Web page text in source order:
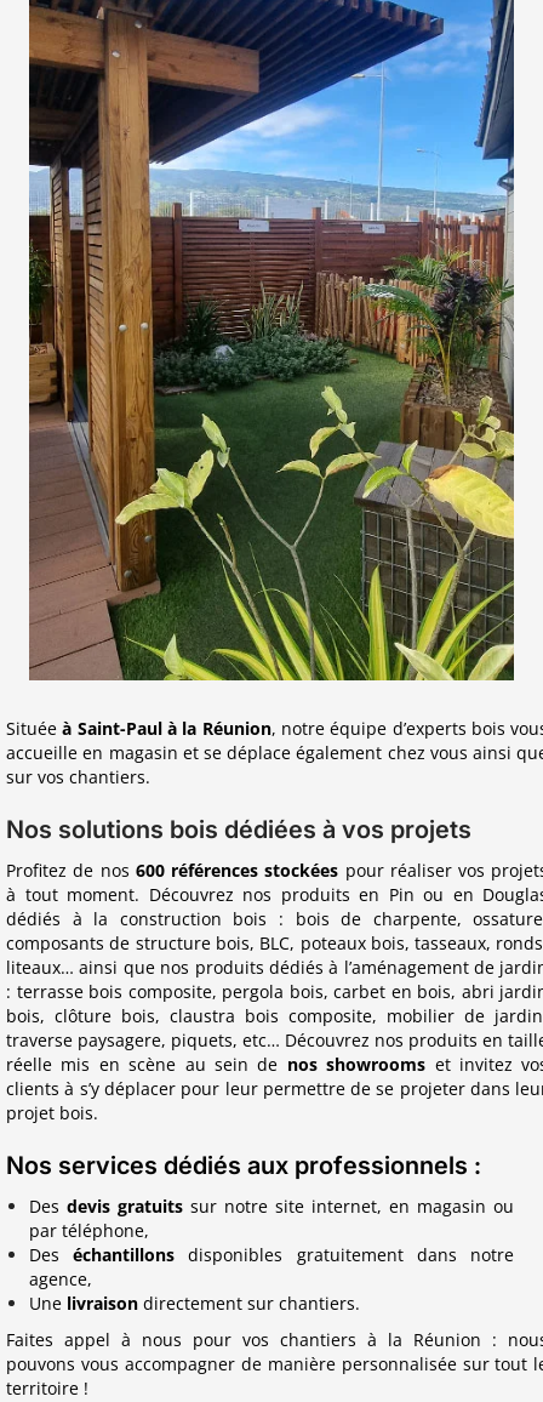
Situéeà Saint-Paul à la Réunion, notre équipe d’experts bois
accueille en magasin et se déplace également chez vous ainsi
sur vos chantiers.
Nos solutions bois dédiées à vos projets
Profitez de nos 600 références stockées pour réaliser vos
à tout moment. Découvrez nos produits en Pin ou en
dédiés à la construction bois : bois de charpente,
composants de structure bois, BLC, poteaux bois, tasseaux,
liteaux… ainsi que nos produits dédiés à l’aménagement de
: terrasse bois composite, pergola bois, carbet en bois, abri
bois, clôture bois, claustra bois composite, mobilier de
traverse paysagere, piquets, etc… Découvrez nos produits en
réelle mis en scène au sein de nos showrooms et invitez
clients à s’y déplacer pour leur permettre de se projeter dans
projet bois.
Nos services dédiés aux professionnels :
Des devis gratuits sur notre site internet, en magasin ou
par téléphone,
Deséchantillons disponibles gratuitement dans notre
agence,
Une livraison directement sur chantiers.
Faites appel à nous pour vos chantiers à la Réunion :
pouvons vous accompagner de manière personnalisée sur tout
territoire !